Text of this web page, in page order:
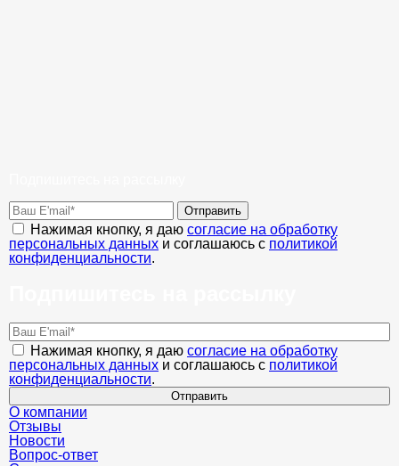
Отправить
Нажимая кнопку, я даю согласие на обработку
персональных данных и соглашаюсь с политикой
конфиденциальности.
Нажимая кнопку, я даю согласие на обработку
персональных данных и соглашаюсь с политикой
конфиденциальности.
Отправить
О компании
Отзывы
Новости
Вопрос-ответ